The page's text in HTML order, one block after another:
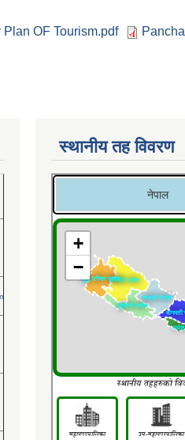
Plan OF Tourism.pdf
स्थानीय तह विवरण